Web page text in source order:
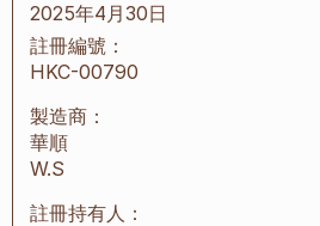
2025年4月30日
註冊編號：
HKC-00790
製造商：
華順
W.S
註冊持有人：